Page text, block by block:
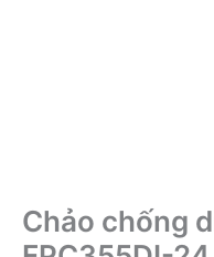
Chảo chống